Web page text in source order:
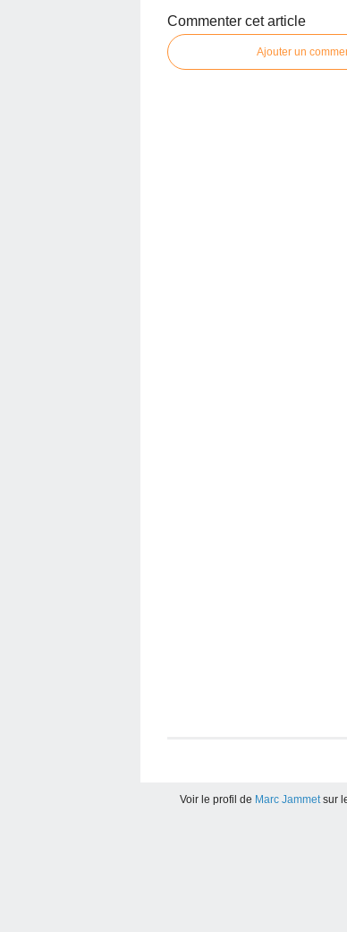
Commenter cet article
Ajouter un
Voir le profil de Marc Jammetsur